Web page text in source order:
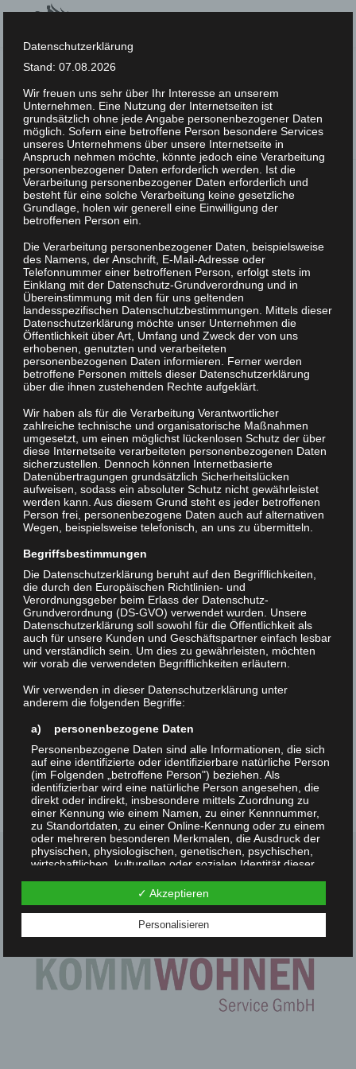
Jack Sanchez
Home / 2015 / 02 / 06 /
Basic Designer
/
Jack Sanchez
Jack Sanchez
Art Director
Our main goal with Cesis is to give the users absolute control
over their website, we want them to be able to modify anything
really easily without having to spend hours to learn how to do it.
Our theme is the most advanced and user-friendly theme you
will find on the market, we have documentation and video to
help set your site really easily,pre-installed demos you can
import in one click and everything from the theme options to
page content can be edited from the front-end. This is the
theme you are looking for.
All the coding have been done perfectly, you will be able to
generate all the element and modify any options easily. Cesis
has so many features it’s incredible and the best part of it is
that it’s incredibly easy to use, everyone can build website now.
Beitragsnavigation
Next
Datenschutzerklärung
Stand: 07.08.2026
Wir freuen uns sehr über Ihr Interesse an unserem
Unternehmen. Eine Nutzung der Internetseiten ist
grundsätzlich ohne jede Angabe personenbezogener Daten
möglich. Sofern eine betroffene Person besondere Services
unseres Unternehmens über unsere Internetseite in
Anspruch nehmen möchte, könnte jedoch eine Verarbeitung
personenbezogener Daten erforderlich werden. Ist die
Verarbeitung personenbezogener Daten erforderlich und
besteht für eine solche Verarbeitung keine gesetzliche
Grundlage, holen wir generell eine Einwilligung der
betroffenen Person ein.
Die Verarbeitung personenbezogener Daten, beispielsweise
des Namens, der Anschrift, E-Mail-Adresse oder
Telefonnummer einer betroffenen Person, erfolgt stets im
Einklang mit der Datenschutz-Grundverordnung und in
Übereinstimmung mit den für uns geltenden
landesspezifischen Datenschutzbestimmungen. Mittels dieser
Datenschutzerklärung möchte unser Unternehmen die
Öffentlichkeit über Art, Umfang und Zweck der von uns
erhobenen, genutzten und verarbeiteten
personenbezogenen Daten informieren. Ferner werden
betroffene Personen mittels dieser Datenschutzerklärung
über die ihnen zustehenden Rechte aufgeklärt.
Wir haben als für die Verarbeitung Verantwortlicher
zahlreiche technische und organisatorische Maßnahmen
umgesetzt, um einen möglichst lückenlosen Schutz der über
diese Internetseite verarbeiteten personenbezogenen Daten
sicherzustellen. Dennoch können Internetbasierte
Datenübertragungen grundsätzlich Sicherheitslücken
aufweisen, sodass ein absoluter Schutz nicht gewährleistet
werden kann. Aus diesem Grund steht es jeder betroffenen
Person frei, personenbezogene Daten auch auf alternativen
Wegen, beispielsweise telefonisch, an uns zu übermitteln.
Begriffsbestimmungen
Die Datenschutzerklärung beruht auf den Begrifflichkeiten,
die durch den Europäischen Richtlinien- und
Verordnungsgeber beim Erlass der Datenschutz-
Grundverordnung (DS-GVO) verwendet wurden. Unsere
Datenschutzerklärung soll sowohl für die Öffentlichkeit als
auch für unsere Kunden und Geschäftspartner einfach lesbar
und verständlich sein. Um dies zu gewährleisten, möchten
wir vorab die verwendeten Begrifflichkeiten erläutern.
Wir verwenden in dieser Datenschutzerklärung unter
anderem die folgenden Begriffe:
a) personenbezogene Daten
Personenbezogene Daten sind alle Informationen, die sich
auf eine identifizierte oder identifizierbare natürliche Person
(im Folgenden „betroffene Person") beziehen. Als
identifizierbar wird eine natürliche Person angesehen, die
direkt oder indirekt, insbesondere mittels Zuordnung zu
einer Kennung wie einem Namen, zu einer Kennnummer,
zu Standortdaten, zu einer Online-Kennung oder zu einem
oder mehreren besonderen Merkmalen, die Ausdruck der
physischen, physiologischen, genetischen, psychischen,
wirtschaftlichen, kulturellen oder sozialen Identität dieser
b) betroffene Person
Betroffene Person ist jede identifizierte oder identifizierbare
natürliche Person, deren personenbezogene Daten von
werden.
c) Verarbeitung
Verarbeitung ist jeder mit oder ohne Hilfe automatisierter
✓ Akzeptieren
Personalisieren